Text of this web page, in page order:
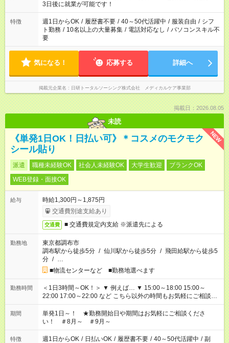
3日後に就業が可能です！
特徴 週1日からOK / 履歴書不要 / 40～50代活躍中 / 服装自由 / シフ
ト勤務 / 10名以上の大量募集 / 電話対応なし / パソコンスキル不
要
気になる！ 応募する 詳細へ
掲載元企業名 日研トータルソーシング株式会社 メディカルケア事業部
掲載日：2026.08.05
未読
NEW
《単発1日OK！日払い可》＊コスメのモクモク
シール貼り
派遣 職種未経験OK 社会人未経験OK 大学生歓迎
ブランクOK
WEB登録・面接OK
給与
時給1,300円～1,875円
交通費別途支給あり
交通費 ■ 交通費規定内支給 ※派遣先による
勤務地
東京都調布市
調布駅から徒歩5分 / 仙川駅から徒歩5分 / 飛田給駅から徒歩5
分 / …
■物流センターなど ■勤務地選べます
勤務時間
＜1日3時間～OK！＞ ▼ 例えば… ▼ 15:00～18:00 15:00～
22:00 17:00～22:00 など こちら以外の時間もお気軽にご相談く
ださい！
期間
単発1日～！ ★勤務開始日や期間はお気軽にご相談くださ
い！ ＃8月～ ＃9月～
特徴 週1日からOK / 日払いOK / 履歴書不要 / 40～50代活躍中 / 副